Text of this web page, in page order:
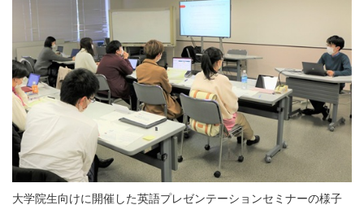
大学院生向けに開催した英語プレゼンテーションセミナーの様子